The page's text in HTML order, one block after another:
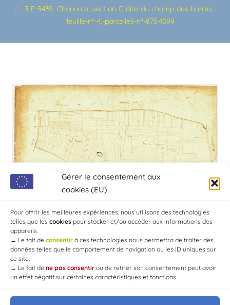
Gérer le consentement aux
cookies (EU)
Pour offrir les meilleures expériences, nous utilisons des technologies
telles que les cookies pour stocker et/ou accéder aux informations des
appareils.
→ Le fait de consentir à ces technologies nous permettra de traiter des
données telles que le comportement de navigation ou les ID uniques sur
ce site.
→ Le fait de ne pas consentir ou de retirer son consentement peut avoir
un effet négatif sur certaines caractéristiques et fonctions.
3-P-5439,-Chaource,-section-C-dite-du-champ-des-barres,-
feuille-n°-4,-parcelles-n°-875-1099